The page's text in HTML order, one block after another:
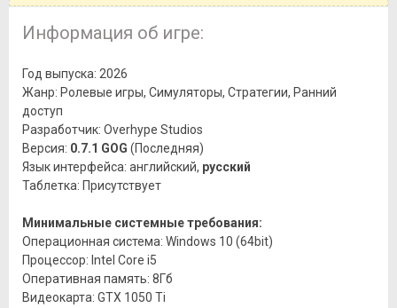
Информация об игре:
Год выпуска: 2026
Жанр: Ролевые игры, Симуляторы, Стратегии, Ранний
доступ
Разработчик: Overhype Studios
Версия: 0.7.1 GOG (Последняя)
Язык интерфейса: английский, русский
Таблетка: Присутствует
Минимальные системные требования:
Операционная система: Windows 10 (64bit)
Процессор: Intel Core i5
Оперативная память: 8Гб
Видеокарта: GTX 1050 Ti